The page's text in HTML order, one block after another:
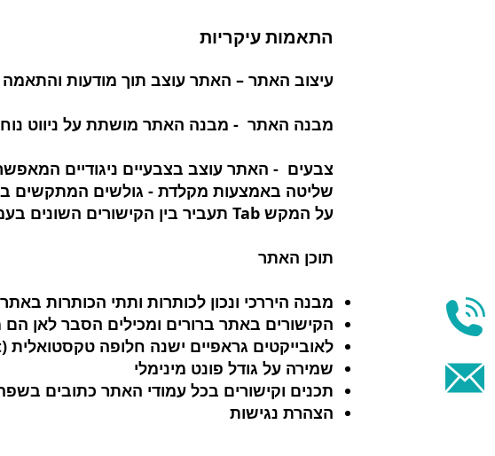
התאמות עיקריות
עיצוב האתר – האתר עוצב תוך מודעות והתאמה
מבנה האתר - מבנה האתר מושתת על ניווט נוח
צבעים - האתר עוצב בצבעיים ניגודיים
שליטה באמצעות מקלדת - גולשים המתקשים
על המקש Tab תעביר בין הקישורים השונים בעמוד. לחיצה על Enter תפעיל את הקישור המסומן
תוכן האתר
מבנה היררכי ונכון לכותרות ותתי הכותרות באתר
הקישורים באתר ברורים ומכילים הסבר לאן
לאובייקטים גראפיים ישנה חלופה טקסטואלית (alt)
שמירה על גודל פונט מינימלי
תכנים וקישורים בכל עמודי האתר כתובים
הצהרת נגישות